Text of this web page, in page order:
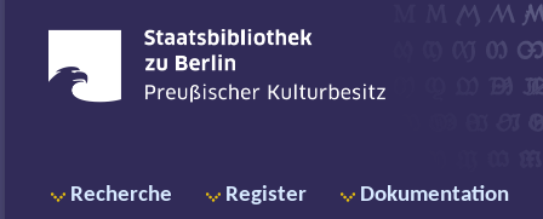
Recherche Register Dokumentation